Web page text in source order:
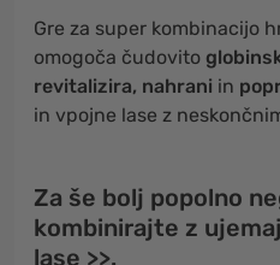
Gre za super kombinacijo
omogoča čudovito
revitalizira, nahrani in
in vpojne lase z
Za še bolj popolno
kombinirajte z
lase >>.